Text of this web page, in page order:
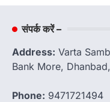
संपर्क करें –
Address: Varta
Bank More,
Phone: 9471721494